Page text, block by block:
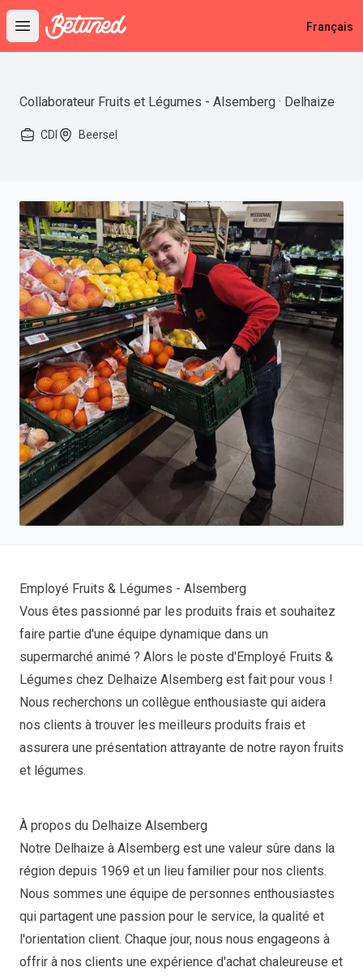
Open main menu
Betuned Français
Collaborateur Fruits et Légumes - Alsemberg · Delhaize
CDI Beersel
Employé Fruits & Légumes - Alsemberg
Vous êtes passionné par les produits frais et souhaitez
faire partie d'une équipe dynamique dans un
supermarché animé ? Alors le poste d'Employé Fruits &
Légumes chez Delhaize Alsemberg est fait pour vous !
Nous recherchons un collègue enthousiaste qui aidera
nos clients à trouver les meilleurs produits frais et
assurera une présentation attrayante de notre rayon fruits
et légumes.
À propos du Delhaize Alsemberg
Notre Delhaize à Alsemberg est une valeur sûre dans la
région depuis 1969 et un lieu familier pour nos clients.
Nous sommes une équipe de personnes enthousiastes
qui partagent une passion pour le service, la qualité et
l'orientation client. Chaque jour, nous nous engageons à
offrir à nos clients une expérience d'achat chaleureuse et